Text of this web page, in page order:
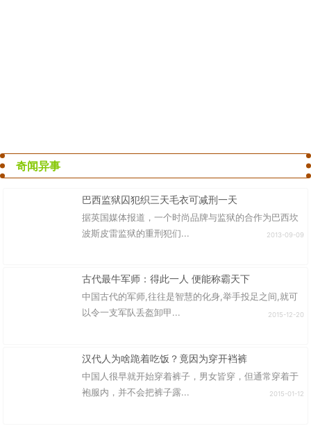
奇闻异事
巴西监狱囚犯织三天毛衣可减刑一天
据英国媒体报道，一个时尚品牌与监狱的合作为巴西坎
波斯皮雷监狱的重刑犯们...
2013-09-09
古代最牛军师：得此一人 便能称霸天下
中国古代的军师,往往是智慧的化身,举手投足之间,就可
以令一支军队丢盔卸甲...
2015-12-20
汉代人为啥跪着吃饭？竟因为穿开裆裤
中国人很早就开始穿着裤子，男女皆穿，但通常穿着于
袍服内，并不会把裤子露...
2015-01-12